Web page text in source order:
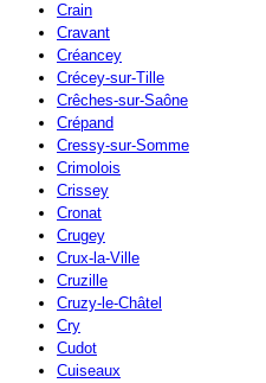
Crain
Cravant
Créancey
Crécey-sur-Tille
Crêches-sur-Saône
Crépand
Cressy-sur-Somme
Crimolois
Crissey
Cronat
Crugey
Crux-la-Ville
Cruzille
Cruzy-le-Châtel
Cry
Cudot
Cuiseaux